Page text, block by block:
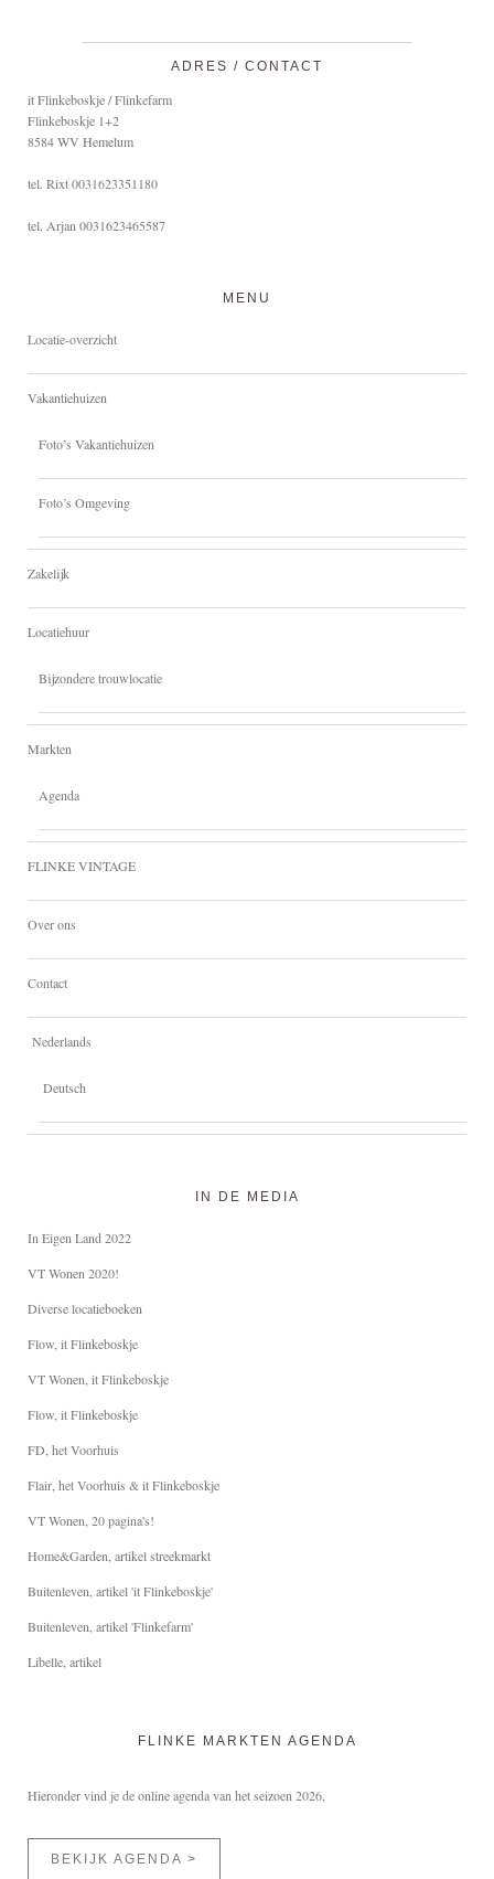
ADRES / CONTACT
it Flinkeboskje / Flinkefarm
Flinkeboskje 1+2
8584 WV Hemelum
tel. Rixt 0031623351180
tel. Arjan 0031623465587
MENU
Locatie-overzicht
Vakantiehuizen
Foto’s Vakantiehuizen
Foto’s Omgeving
Zakelijk
Locatiehuur
Bijzondere trouwlocatie
Markten
Agenda
FLINKE VINTAGE
Over ons
Contact
Nederlands
Deutsch
IN DE MEDIA
In Eigen Land 2022
VT Wonen 2020!
Diverse locatieboeken
Flow, it Flinkeboskje
VT Wonen, it Flinkeboskje
Flow, it Flinkeboskje
FD, het Voorhuis
Flair, het Voorhuis & it Flinkeboskje
VT Wonen, 20 pagina's!
Home&Garden, artikel streekmarkt
Buitenleven, artikel 'it Flinkeboskje'
Buitenleven, artikel 'Flinkefarm'
Libelle, artikel
FLINKE MARKTEN AGENDA
Hieronder vind je de online agenda van het seizoen 2026,
BEKIJK AGENDA >